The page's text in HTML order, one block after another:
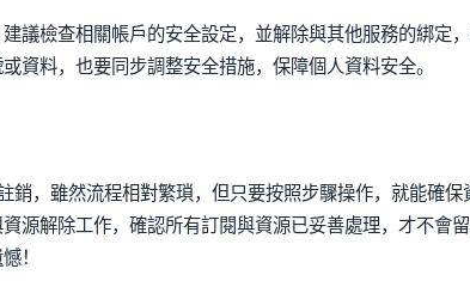
議檢查相關帳戶的安全設定，並解除與其他服務的綁定
資料，也要同步調整安全措施，保障個人資料安全。
銷，雖然流程相對繁瑣，但只要按照步驟操作，就能確
源解除工作，確認所有訂閱與資源已妥善處理，才不會
！